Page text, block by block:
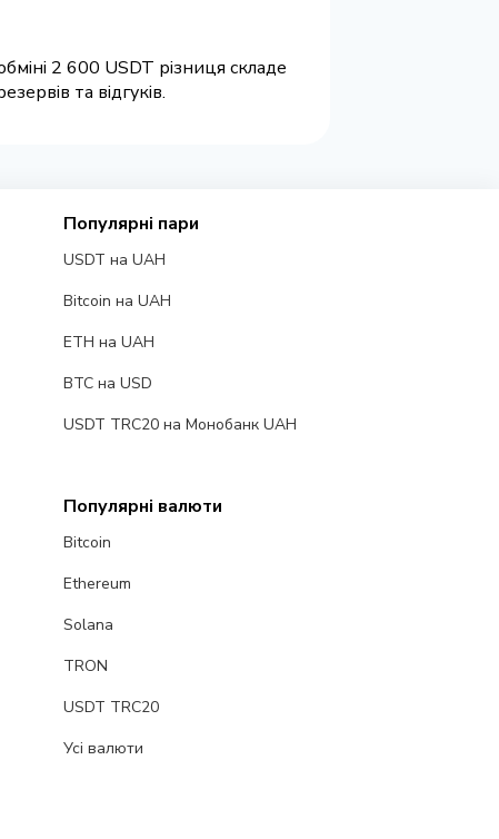
2 600 USDT різниця складе
та відгуків.
Популярні пари
USDT на UAH
Bitcoin на UAH
ETH на UAH
BTC на USD
USDT TRC20 на Монобанк UAH
Популярні валюти
Bitcoin
Ethereum
Solana
TRON
USDT TRC20
Усі валюти